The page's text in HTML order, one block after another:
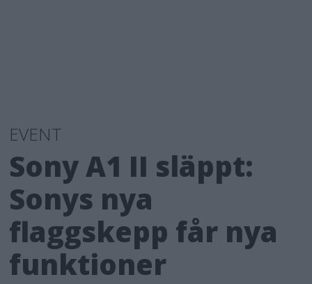
EVENT
Sony A1 II släppt:
Sonys nya
flaggskepp får nya
funktioner